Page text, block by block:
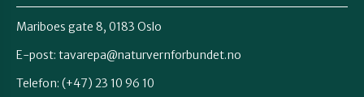
Mariboes gate 8, 0183 Oslo
E-post: tavarepa@naturvernforbundet.no
Telefon: (+47) 23 10 96 10